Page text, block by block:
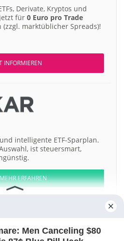
Derivate, Kryptos und
für 0 Euro pro Trade
(zzgl. marktüblicher Spreads)!
INFORMIEREN
intelligente ETF-Sparplan.
ist steuersmart,
ERFAHREN
Dow Jones NASDAQ 100 Nikkei 225
Men Canceling $80